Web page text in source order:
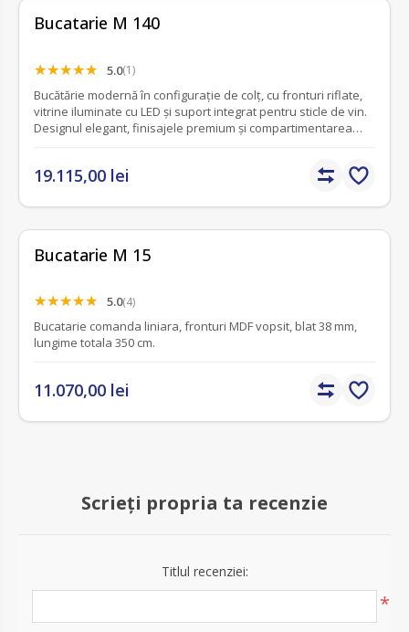
Bucatarie M 140
5.0(1)
Bucătărie modernă în configurație de colț, cu fronturi riflate,
vitrine iluminate cu LED și suport integrat pentru sticle de vin.
Designul elegant, finisajele premium și compartimentarea
exclusiv pe comandă și personalizabil în funcție de spațiu și
19.115,00 lei
Bucatarie M 15
5.0(4)
Bucatarie comanda liniara, fronturi MDF vopsit, blat 38 mm,
lungime totala 350 cm.
11.070,00 lei
Scrieți propria ta recenzie
Titlul recenziei:
*